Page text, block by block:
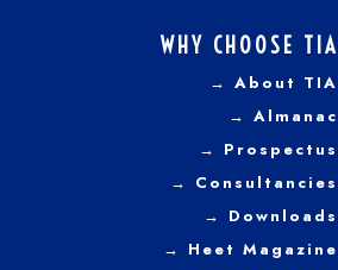
WHY CHOOSE TIA
→ About TIA
→ Almanac
→ Prospectus
→ Consultancies
→ Downloads
→ Heet Magazine